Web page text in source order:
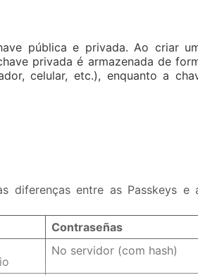
pública e privada. Ao criar
privada é armazenada de
celular, etc.), enquanto a
diferenças entre as Passkeys e
Contraseñas
No servidor (com hash)